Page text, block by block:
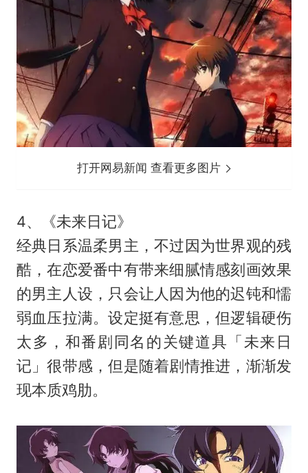
打开网易新闻 查看更多图片
4、《未来日记》
经典日系温柔男主，不过因为世界观的残
酷，在恋爱番中有带来细腻情感刻画效果
的男主人设，只会让人因为他的迟钝和懦
弱血压拉满。设定挺有意思，但逻辑硬伤
太多，和番剧同名的关键道具「未来日
记」很带感，但是随着剧情推进，渐渐发
现本质鸡肋。